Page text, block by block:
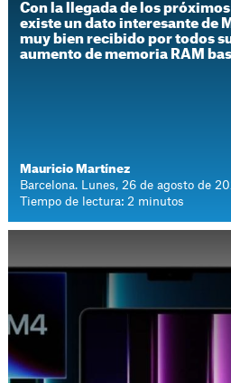
Con la llegada de los
existe un dato interesante de
muy bien recibido por todos
aumento de memoria RAM
Mauricio Martínez
Barcelona. Lunes, 26 de agosto de
Tiempo de lectura: 2 minutos